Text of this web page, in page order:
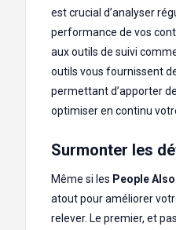
est crucial d’analyser
performance de vos
aux outils de suivi
outils vous fournissent
permettant d’apporter
optimiser en continu
Surmonter les
Même si les People
atout pour améliorer
relever. Le premier, et